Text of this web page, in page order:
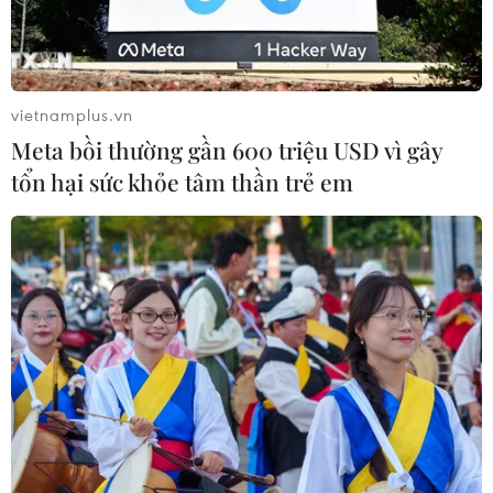
Ảnh minh họa. (Nguồn: Reuters)
Các tờ báo ở Ấn Độ, vài tháng trước còn đi
ngược lại xu hướng báo chí của thế giới thời đại
công nghệ 4.0 với mức tăng số lượng phát hành,
vietnamplus.vn
Meta bồi thường gần 600 triệu USD vì gây
tổn hại sức khỏe tâm thần trẻ em